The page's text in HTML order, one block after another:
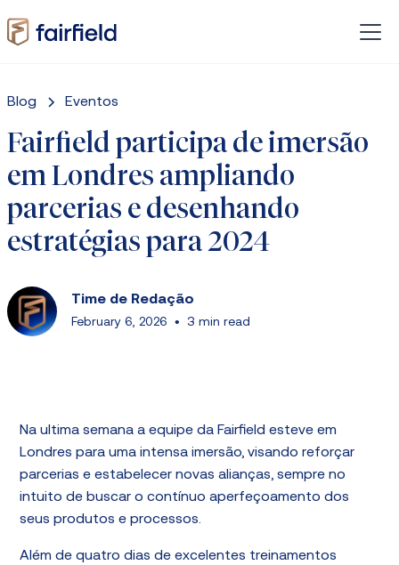
Blog Eventos
Fairfield participa de imersão
em Londres ampliando
parcerias e desenhando
estratégias para 2024
Time de Redação
February 6, 2026 • 3 min read
Na ultima semana a equipe da Fairfield esteve em
Londres para uma intensa imersão, visando reforçar
parcerias e estabelecer novas alianças, sempre no
intuito de buscar o contínuo aperfeçoamento dos
seus produtos e processos.
Além de quatro dias de excelentes treinamentos